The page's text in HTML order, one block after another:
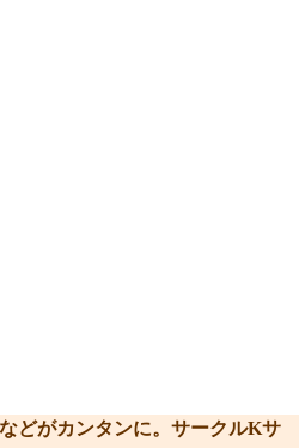
どがカンタンに。サークルKサ